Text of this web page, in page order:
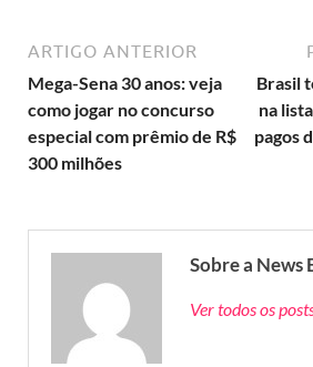
ARTIGO ANTERIOR
Mega-Sena 30 anos: veja
como jogar no concurso
especial com prêmio de R$
300 milhões
Brasil
na
pagos
Sobre a News
Ver todos os